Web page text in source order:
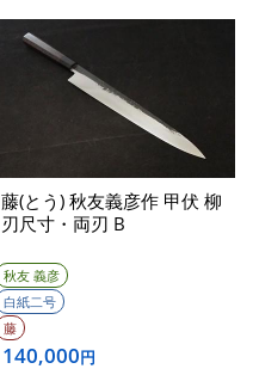
藤(とう) 秋友義彦作 甲伏 柳
刃尺寸・両刃 B
秋友 義彦
白紙二号
藤
140,000円